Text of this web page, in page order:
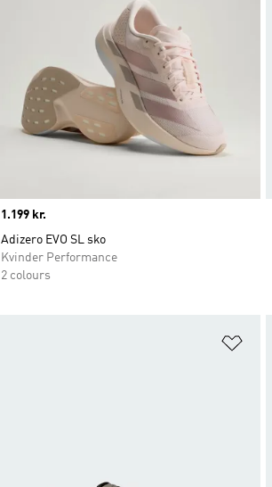
Price
1.199 kr.
Adizero EVO SL sko
Kvinder Performance
2 colours